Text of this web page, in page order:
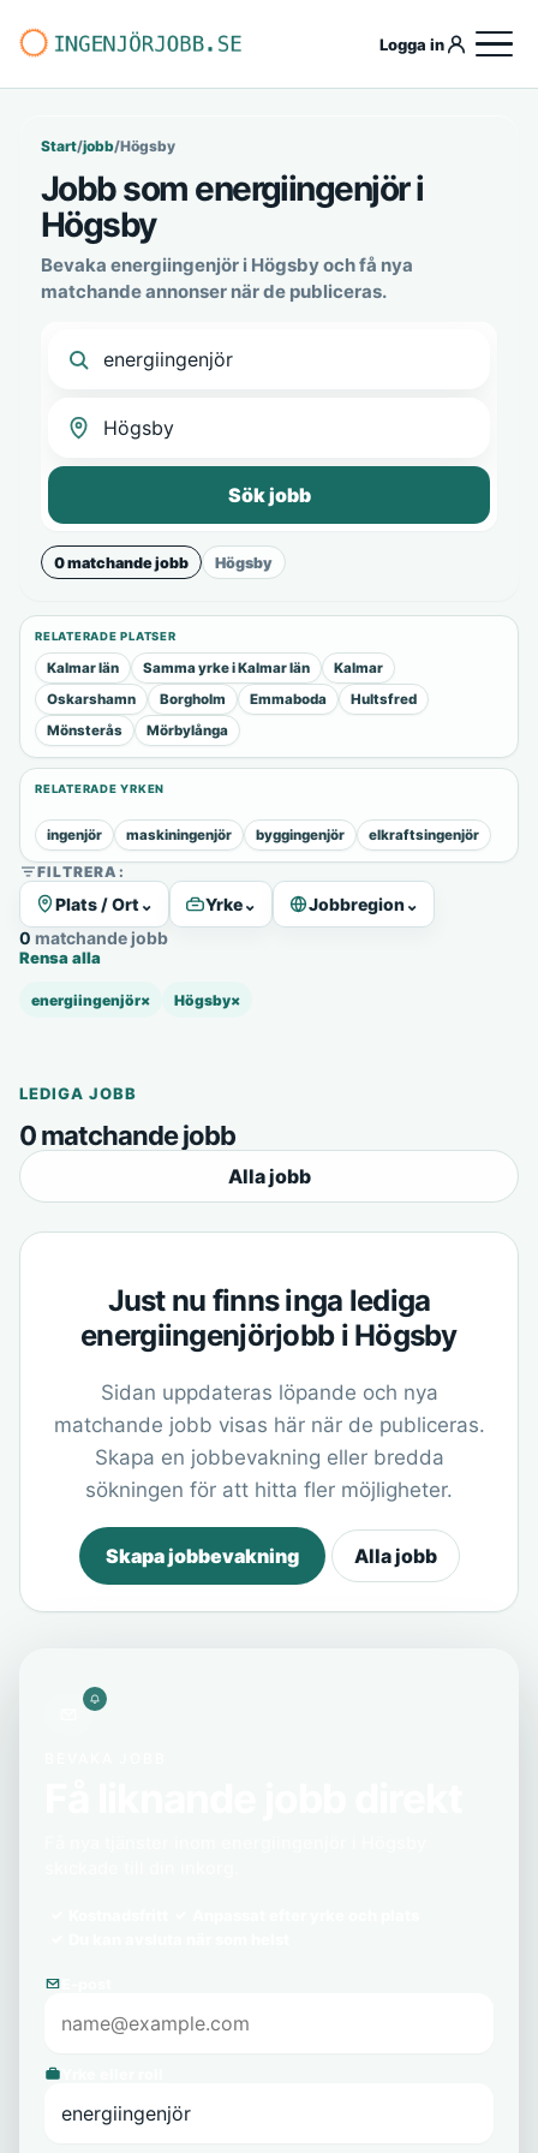
Logga in
Start/jobb/Högsby
Jobb som energiingenjör i
Högsby
Bevaka energiingenjör i Högsby och få nya
matchande annonser när de publiceras.
Sök jobb
0 matchande jobb Högsby
RELATERADE PLATSER
Kalmar län Samma yrke i Kalmar län
Kalmar
Oskarshamn
Borgholm Emmaboda
Hultsfred
Mönsterås
Mörbylånga
RELATERADE YRKEN
ingenjör maskiningenjör byggingenjör elkraftsingenjör
FILTRERA:
Plats / Ort ⌄ Yrke⌄ Jobbregion⌄
0 matchande jobb
Rensa alla
energiingenjör× Högsby×
LEDIGA JOBB
0 matchande jobb
Alla jobb
Just nu finns inga lediga
energiingenjörjobb i Högsby
Sidan uppdateras löpande och nya
matchande jobb visas här när de publiceras.
Skapa en jobbevakning eller bredda
sökningen för att hitta fler möjligheter.
Skapa jobbevakning Alla jobb